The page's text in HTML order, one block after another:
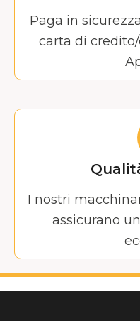
Paga in
carta di
I nostri
assicurano